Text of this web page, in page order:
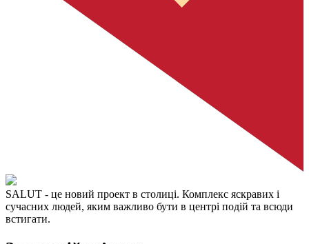
SALUT - це новий проект в столиці. Комплекс яскравих і
сучасних людей, яким важливо бути в центрі подій та всюди
встигати.